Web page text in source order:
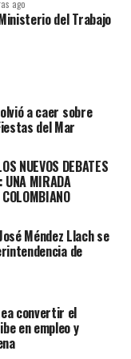
ago
del Trabajo
a caer sobre
del Mar
NUEVOS DEBATES
UNA MIRADA
Méndez Llach se
de
convertir el
en empleo y